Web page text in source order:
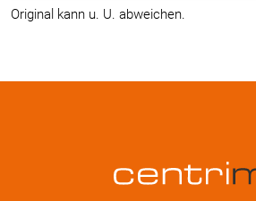
Original kann u. U. abweichen.